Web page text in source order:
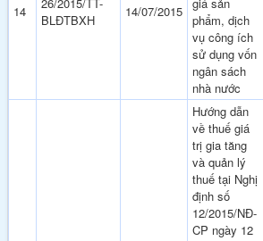
14
BLĐTBXH
14/07/2015
phẩm, dịch
vụ công ích
sử dụng vốn
ngân sách
nhà nước
Hướng dẫn
về thuế giá
trị gia tăng
và quản lý
thuế tại Nghị
định số
12/2015/NĐ-
CP ngày 12